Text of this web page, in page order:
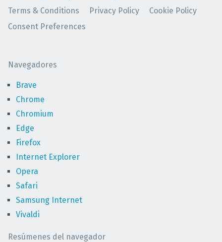
Terms & Conditions
Privacy Policy
Cookie Policy
Consent Preferences
Navegadores
Brave
Chrome
Chromium
Edge
Firefox
Internet Explorer
Opera
Safari
Samsung Internet
Vivaldi
Resúmenes del navegador